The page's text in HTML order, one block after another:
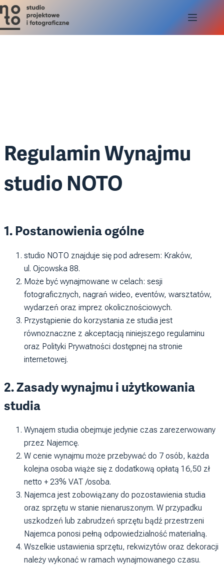
Przejdź
do
treści
Regulamin Wynajmu
studio NOTO
1. Postanowienia ogólne
studio NOTO znajduje się pod adresem: Kraków,
ul. Ojcowska 88.
Może być wynajmowane w celach: sesji
fotograficznych, nagrań wideo, eventów, warsztatów,
wydarzeń oraz imprez okolicznościowych.
Przystąpienie do korzystania ze studia jest
równoznaczne z akceptacją niniejszego regulaminu
oraz Polityki Prywatności dostępnej na stronie
internetowej.
2. Zasady wynajmu i użytkowania
studia
Wynajem studia obejmuje jedynie czas zarezerwowany
przez Najemcę.
W cenie wynajmu może przebywać do 7 osób, każda
kolejna osoba wiąże się z dodatkową opłatą 16,50 zł
netto + 23% VAT /osoba.
Najemca jest zobowiązany do pozostawienia studia
oraz sprzętu w stanie nienaruszonym. W przypadku
uszkodzeń lub zabrudzeń sprzętu bądź przestrzeni
Najemca ponosi pełną odpowiedzialność materialną.
Wszelkie ustawienia sprzętu, rekwizytów oraz dekoracji
należy wykonać w ramach wynajmowanego czasu.